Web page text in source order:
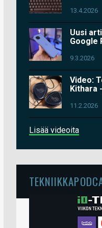
13.4.2026
Uusi
Google
9.3.2026
Video:
Kithara
11.2.2026
Lisää videoita